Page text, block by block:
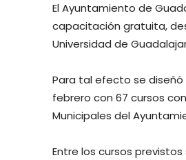
El Ayuntamiento de
capacitación gratuita,
Universidad de
Para tal efecto se diseñó
febrero con 67 cursos
Municipales del
Entre los cursos